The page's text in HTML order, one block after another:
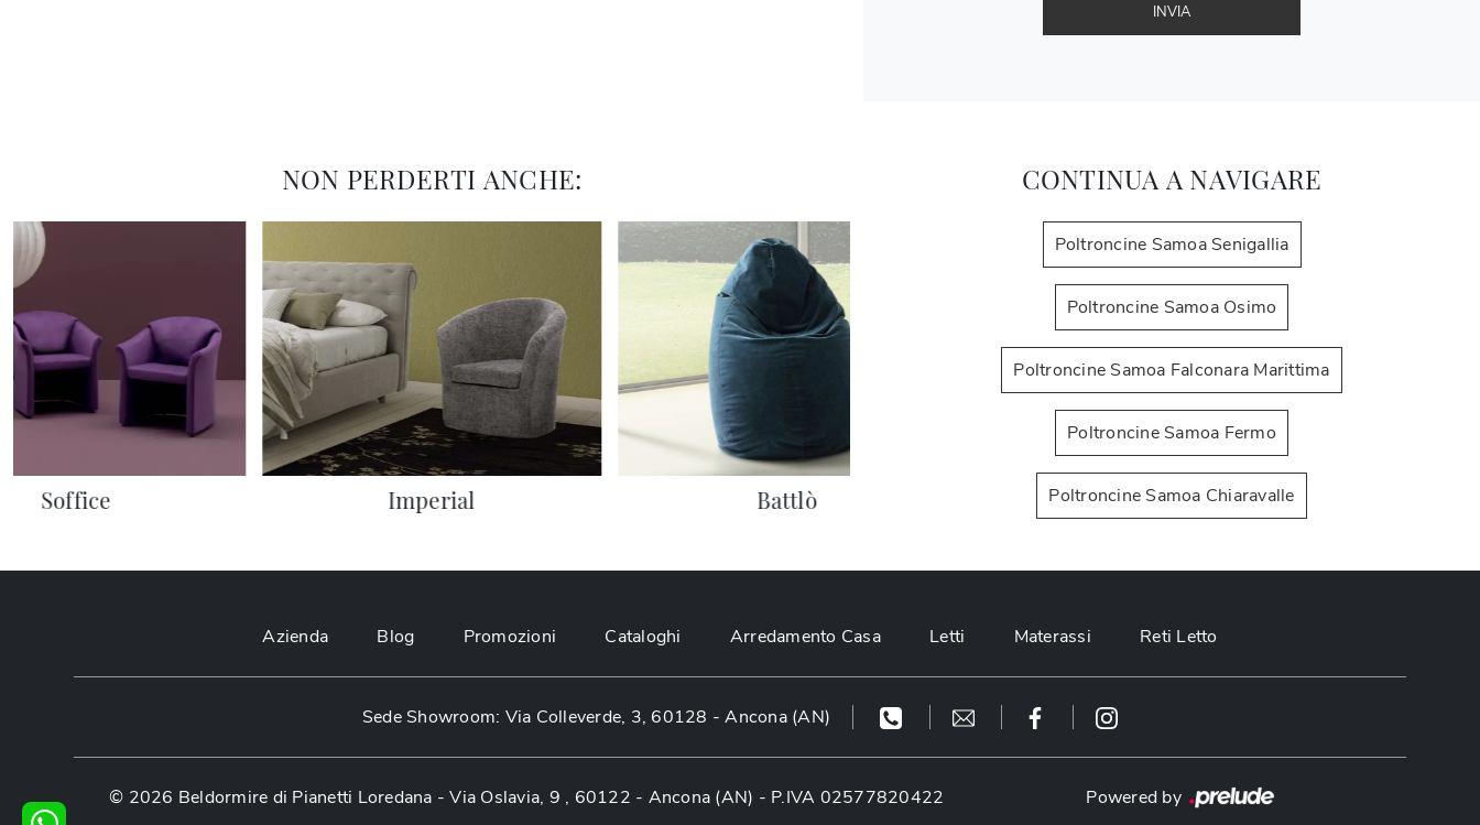
INVIA
NON PERDERTI ANCHE:
Soffice Imperial Battlò Kora
CONTINUA A NAVIGARE
Poltroncine Samoa Senigallia
Poltroncine Samoa Osimo
Poltroncine Samoa Falconara Marittima
Poltroncine Samoa Fermo
Poltroncine Samoa Chiaravalle
Azienda Blog Promozioni Cataloghi Arredamento Casa Letti Materassi Reti Letto
Sede Showroom: Via Colleverde, 3, 60128 - Ancona (AN)
© 2026 Beldormire di Pianetti Loredana -Via Oslavia, 9 , 60122 - Ancona (AN) - P.IVA 02577820422 Powered by